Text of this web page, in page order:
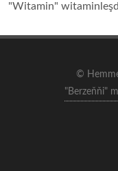
"Witamin"
©
"Berzeňňi"